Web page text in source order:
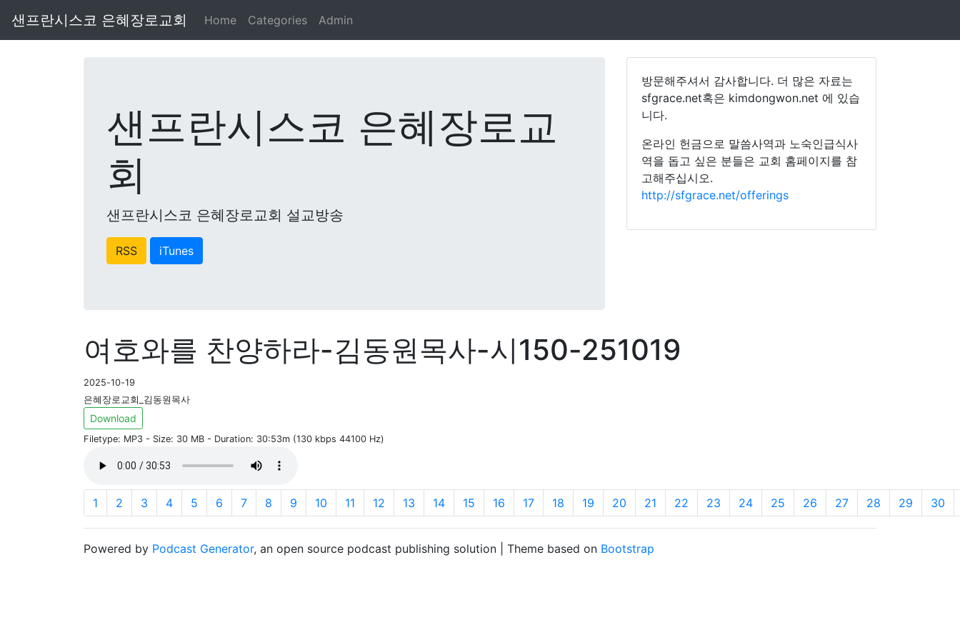
샌프란시스코 은혜장로교회 Home Categories Admin
샌프란시스코 은혜장로교
회
샌프란시스코 은혜장로교회 설교방송
RSS iTunes
방문해주셔서 감사합니다. 더 많은 자료는
sfgrace.net혹은 kimdongwon.net 에 있습
니다.
온라인 헌금으로 말씀사역과 노숙인급식사
역을 돕고 싶은 분들은 교회 홈페이지를 참
고해주십시오.
http://sfgrace.net/offerings
여호와를 찬양하라-김동원목사-시150-251019
2025-10-19
은혜장로교회_김동원목사
Download
Filetype: MP3 - Size: 30 MB - Duration: 30:53m (130 kbps 44100 Hz)
1 2 3 4 5 6 7 8 9 10 11 12 13 14 15 16 17 18 19 20 21 22 23 24 25 26 27 28 29 30
Powered by Podcast Generator, an open source podcast publishing solution | Theme based on Bootstrap